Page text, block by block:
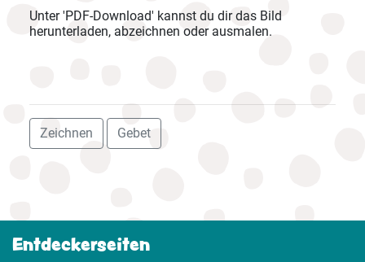
Unter 'PDF-Download' kannst du dir das Bild
herunterladen, abzeichnen oder ausmalen.
Zeichnen Gebet
Entdeckerseiten